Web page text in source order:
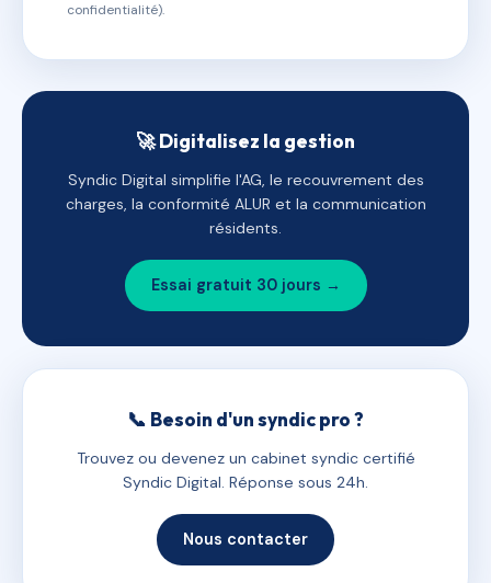
confidentialité).
🚀 Digitalisez la gestion
Syndic Digital simplifie l'AG, le recouvrement des
charges, la conformité ALUR et la communication
résidents.
Essai gratuit 30 jours →
📞 Besoin d'un syndic pro ?
Trouvez ou devenez un cabinet syndic certifié
Syndic Digital. Réponse sous 24h.
Nous contacter